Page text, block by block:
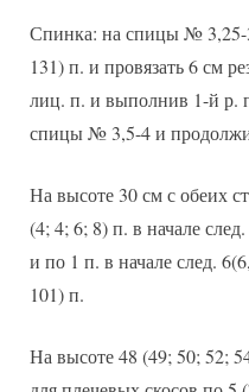
Спинка: на спицы № 3,25-
131) п. и провязать 6 см
лиц. п. и выполнив 1-й р.
спицы № 3,5-4 и
На высоте 30 см с обеих
(4; 4; 6; 8) п. в начале
и по 1 п. в начале след.
101) п.
На высоте 48 (49; 50; 52;